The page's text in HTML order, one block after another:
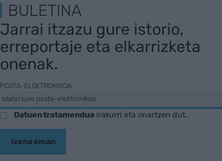
BULETINA
Jarrai itzazu gure istorio,
erreportaje eta elkarrizketa
onenak.
POSTA-ELEKTRONIKOA
Datuen tratamenduairakurri eta onartzen dut.
Izena eman